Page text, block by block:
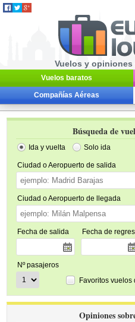
Vuelos y opiniones
Vuelos baratos
Compañías Aéreas
Búsqueda de
Ida y vuelta Solo ida
Ciudad o Aeropuerto de salida
Ciudad o Aeropuerto de llegada
Fecha de salida Fecha de
Nº pasajeros
Favoritos vuelos
Opiniones